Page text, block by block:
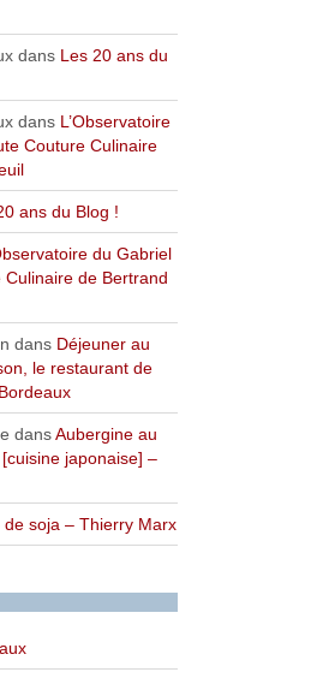
dans Les 20 ans du
dans L’Observatoire
Couture Culinaire
ans du Blog !
du Gabriel
de Bertrand
dans Déjeuner au
le restaurant de
dansAubergine au
japonaise] –
de soja – Thierry Marx